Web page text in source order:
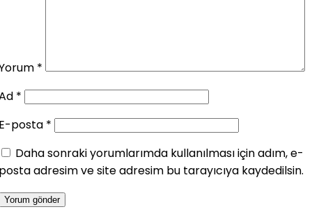
*
*
posta *
Daha sonraki yorumlarımda kullanılması için adım, e-
adresim ve site adresim bu tarayıcıya kaydedilsin.